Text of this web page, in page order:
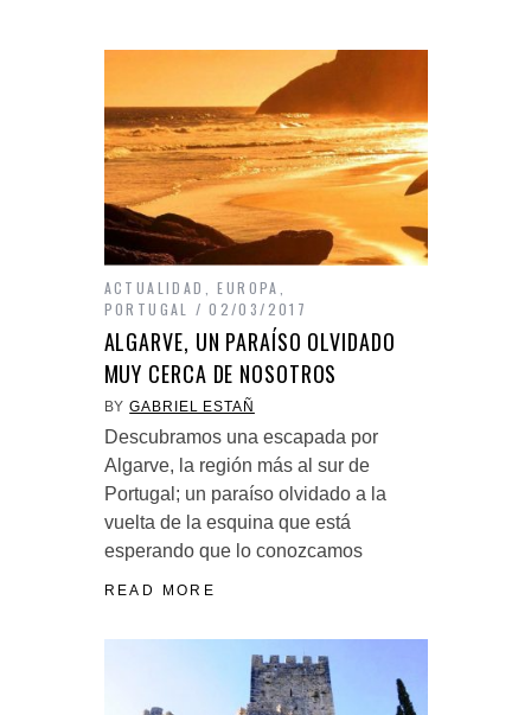
ACTUALIDAD ,EUROPA
PORTUGAL
02/03/2017
ALGARVE, UN PARAÍSO OLVIDADO
MUY CERCA DE NOSOTROS
BYGABRIEL ESTAÑ
Descubramos una escapada por
Algarve, la región más al sur de
Portugal; un paraíso olvidado a la
vuelta de la esquina que está
esperando que lo conozcamos
READ MORE